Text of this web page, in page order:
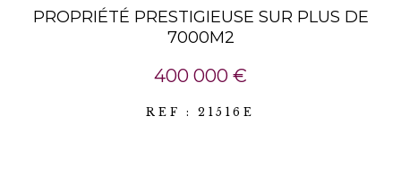
PROPRIÉTÉ PRESTIGIEUSE SUR PLUS DE
7000M2
400 000 €
REF : 21516E